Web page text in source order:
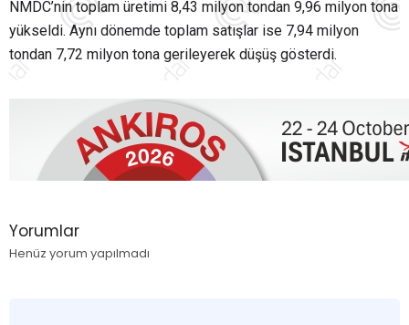
NMDC’nin toplam üretimi 8,43 milyon tondan 9,96 milyon tona
yükseldi. Aynı dönemde toplam satışlar ise 7,94 milyon
tondan 7,72 milyon tona gerileyerek düşüş gösterdi.
Yorumlar
Henüz yorum yapılmadı